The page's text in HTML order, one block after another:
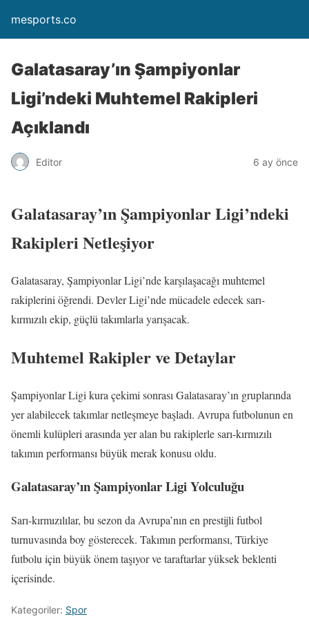
mesports.co
Galatasaray’ın Şampiyonlar
Ligi’ndeki Muhtemel Rakipleri
Açıklandı
Editor 6 ay önce
Galatasaray’ın Şampiyonlar Ligi’ndeki
Rakipleri Netleşiyor
Galatasaray, Şampiyonlar Ligi’nde karşılaşacağı muhtemel
rakiplerini öğrendi. Devler Ligi’nde mücadele edecek sarı-
kırmızılı ekip, güçlü takımlarla yarışacak.
Muhtemel Rakipler ve Detaylar
Şampiyonlar Ligi kura çekimi sonrası Galatasaray’ın gruplarında
yer alabilecek takımlar netleşmeye başladı. Avrupa futbolunun en
önemli kulüpleri arasında yer alan bu rakiplerle sarı-kırmızılı
takımın performansı büyük merak konusu oldu.
Galatasaray’ın Şampiyonlar Ligi Yolculuğu
Sarı-kırmızılılar, bu sezon da Avrupa’nın en prestijli futbol
turnuvasında boy gösterecek. Takımın performansı, Türkiye
futbolu için büyük önem taşıyor ve taraftarlar yüksek beklenti
içerisinde.
Kategoriler: Spor